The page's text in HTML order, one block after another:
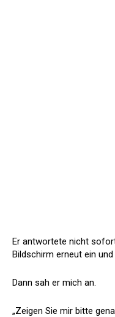
Er antwortete nicht
Bildschirm erneut ein
Dann sah er mich an.
„Zeigen Sie mir bitte